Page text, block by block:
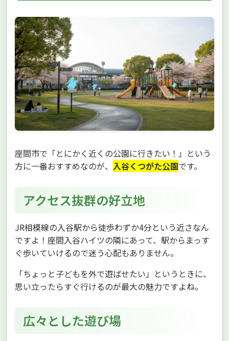
座間市で「とにかく近くの公園に行きたい！」という
方に一番おすすめなのが、 入谷くつがた公園です。
アクセス抜群の好立地
JR相模線の入谷駅から徒歩わずか4分という近さなん
ですよ！座間入谷ハイツの隣にあって、駅からまっす
ぐ歩いていけるので迷う心配もありません。
「ちょっと子どもを外で遊ばせたい」というときに、
思い立ったらすぐ行けるのが最大の魅力ですよね。
広々とした遊び場